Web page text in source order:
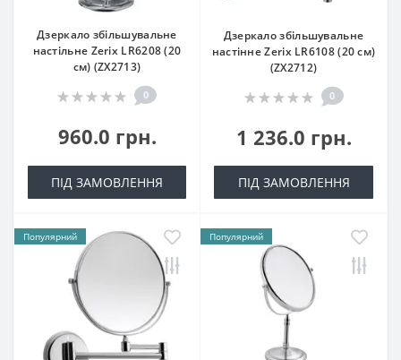
Дзеркало збільшувальне
настільне Zerix LR6208 (20
см) (ZX2713)
0
960.0 грн.
ПІД ЗАМОВЛЕННЯ
Дзеркало збільшувальне
настінне Zerix LR6108 (20 см)
(ZX2712)
0
1 236.0 грн.
ПІД ЗАМОВЛЕННЯ
Популярний Популярний